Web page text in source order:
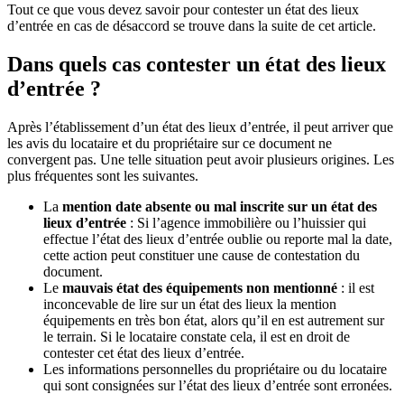
Tout ce que vous devez savoir pour contester un état des lieux
d’entrée en cas de désaccord se trouve dans la suite de cet article.
Dans quels cas contester un état des lieux
d’entrée ?
Après l’établissement d’un état des lieux d’entrée, il peut arriver que
les avis du locataire et du propriétaire sur ce document ne
convergent pas. Une telle situation peut avoir plusieurs origines. Les
plus fréquentes sont les suivantes.
La mention date absente ou mal inscrite sur un état des
lieux d’entrée : Si l’agence immobilière ou l’huissier qui
effectue l’état des lieux d’entrée oublie ou reporte mal la date,
cette action peut constituer une cause de contestation du
document.
Le mauvais état des équipements non mentionné : il est
inconcevable de lire sur un état des lieux la mention
équipements en très bon état, alors qu’il en est autrement sur
le terrain. Si le locataire constate cela, il est en droit de
contester cet état des lieux d’entrée.
Les informations personnelles du propriétaire ou du locataire
qui sont consignées sur l’état des lieux d’entrée sont erronées.